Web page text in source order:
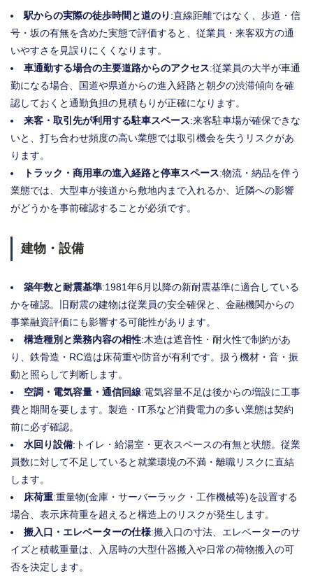
駅からの実際の徒歩時間と道のり :直線距離ではなく、歩道・信
号・坂の有無を含めた実態で評価すると、従業員・来客双方の通
いやすさを見誤りにくくなります。
車通勤する場合の主要道路からのアクセス:従業員の大半が車通
勤になる場合、国道や県道からの進入経路と朝夕の渋滞傾向を確
認しておくと通勤負担の見積もりが正確になります。
来客・取引先が利用する駐車スペース:来客駐車場が確保できな
いと、打ち合わせ頻度の高い業態では取引機会を失うリスクがあ
ります。
トラック・商用車の進入経路と停車スペース:物流・納品を伴う
業態では、大型車が接道から敷地内まで入れるか、近隣への影響
がどうかを事前確認することが必須です。
建物・設備
築年数と耐震基準:1981年6月以降の新耐震基準に適合している
かを確認。旧耐震の建物は従業員の安全確保と、金融機関からの
事業融資評価にも影響する可能性があります。
構造種別と業務内容の相性:木造は遮音性・耐火性で制約があ
り、鉄骨造・RC造は床荷重や防音が有利です。扱う機材・音・振
動と照らして判断します。
空調・電気容量・通信回線:電気容量不足は後からの増設に工事
費と期間を要します。製造・IT系など消費電力の多い業態は契約
前に必ず確認。
水回り設備:トイレ・給湯室・更衣スペースの有無と状態。従業
員数に対して不足していると就業環境の不満・離職リスクに直結
します。
床荷重:重量物(金庫・サーバーラック・工作機械等)を設置する
場合、表示床荷重を超えると構造上のリスクが発生します。
搬入口・エレベーターの仕様:搬入口の寸法、エレベーターのサ
イズと積載重量は、入居時の大型什器搬入や日常の荷物搬入の可
否を決定します。